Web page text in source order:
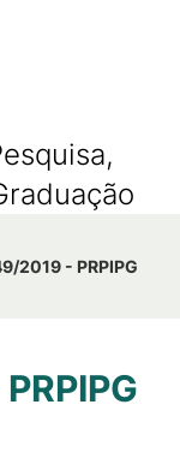
2019 - PRPIPG